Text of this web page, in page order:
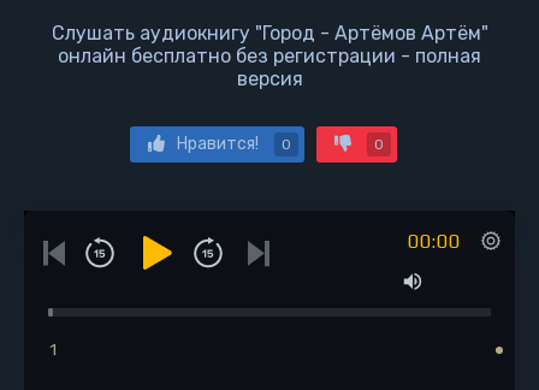
Слушать аудиокнигу "Город - Артёмов Артём"
онлайн бесплатно без регистрации - полная
версия
Нравится! 0 0
00:00
1